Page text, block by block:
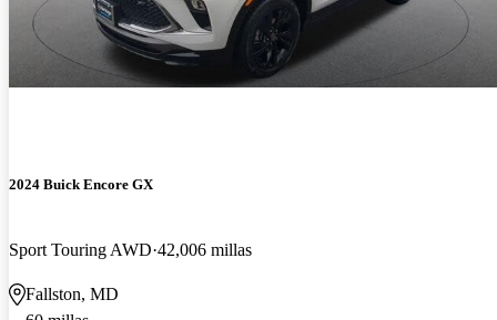
2024 Buick Encore GX
Sport Touring AWD 42,006 millas
Fallston, MD